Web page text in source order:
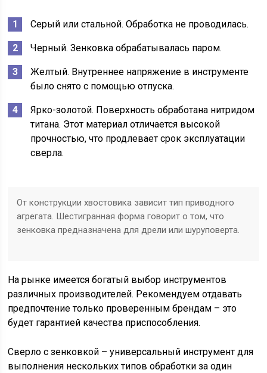
Серый или стальной. Обработка не проводилась.
Черный. Зенковка обрабатывалась паром.
Желтый. Внутреннее напряжение в инструменте
было снято с помощью отпуска.
Ярко-золотой. Поверхность обработана нитридом
титана. Этот материал отличается высокой
прочностью, что продлевает срок эксплуатации
сверла.
От конструкции хвостовика зависит тип приводного
агрегата. Шестигранная форма говорит о том, что
зенковка предназначена для дрели или шуруповерта.
На рынке имеется богатый выбор инструментов
различных производителей. Рекомендуем отдавать
предпочтение только проверенным брендам – это
будет гарантией качества приспособления.
Сверло с зенковкой – универсальный инструмент для
выполнения нескольких типов обработки за один